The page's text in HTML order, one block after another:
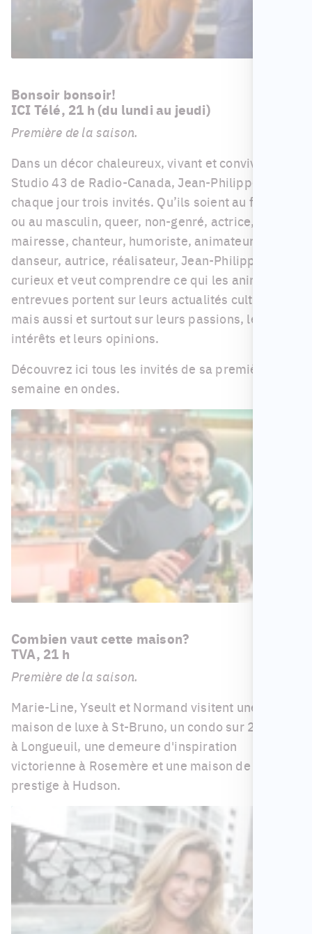
Bonsoir bonsoir!
ICI Télé, 21 h (du lundi au jeudi)
Première de la saison.
Dans un décor chaleureux, vivant et convivial du
Studio 43 de Radio-Canada, Jean-Philippe reçoit
chaque jour trois invités. Qu’ils soient au féminin
ou au masculin, queer, non-genré, actrice, sportif,
mairesse, chanteur, humoriste, animateur,
danseur, autrice, réalisateur, Jean-Philippe est
curieux et veut comprendre ce qui les anime. Ses
entrevues portent sur leurs actualités culturelles,
mais aussi et surtout sur leurs passions, leurs
intérêts et leurs opinions.
Découvrez ici tous les invités de sa première
semaine en ondes.
Combien vaut cette maison?
TVA, 21 h
Première de la saison.
Marie-Line, Yseult et Normand visitent une
maison de luxe à St-Bruno, un condo sur 2 étages
à Longueuil, une demeure d'inspiration
victorienne à Rosemère et une maison de
prestige à Hudson.